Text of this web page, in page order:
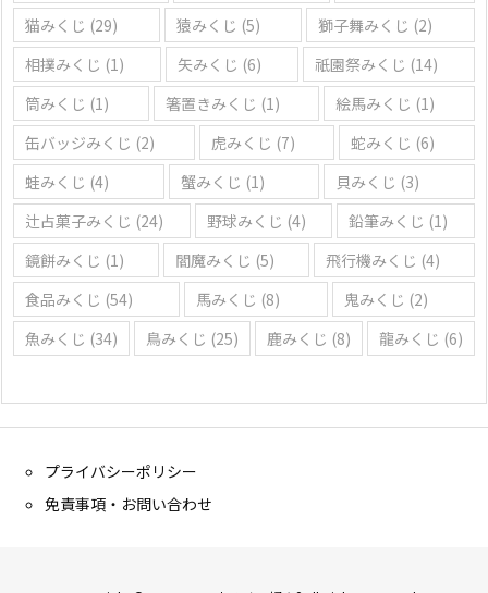
猫みくじ (29) 猿みくじ (5) 獅子舞みくじ (2)
相撲みくじ (1) 矢みくじ (6) 祇園祭みくじ (14)
筒みくじ (1) 箸置きみくじ (1) 絵馬みくじ (1)
缶バッジみくじ (2) 虎みくじ (7) 蛇みくじ (6)
蛙みくじ (4) 蟹みくじ (1) 貝みくじ (3)
辻占菓子みくじ (24) 野球みくじ (4) 鉛筆みくじ (1)
鏡餅みくじ (1) 閻魔みくじ (5) 飛行機みくじ (4)
食品みくじ (54) 馬みくじ (8) 鬼みくじ (2)
魚みくじ (34) 鳥みくじ (25) 鹿みくじ (8) 龍みくじ (6)
プライバシーポリシー
免責事項・お問い合わせ